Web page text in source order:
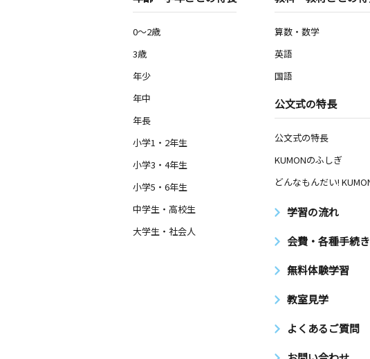
0～2歳
3歳
年少
年中
年長
小学1・2年生
小学3・4年生
小学5・6年生
中学生・高校生
大学生・社会人
算数・数学
英語
国語
公文式の特長
公文式の特長
KUMONのふしぎ
どんなもんだい!
学習の流れ
会費・各種手続き
無料体験学習
教室見学
よくあるご質問